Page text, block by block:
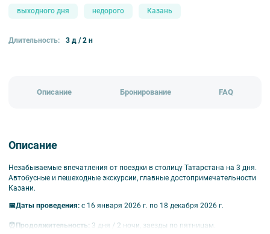
выходного дня недорого Казань
Длительность: 3 д / 2 н
Описание Бронирование FAQ
Описание
Незабываемые впечатления от поездки в столицу Татарстана на 3 дня.
Автобусные и пешеходные экскурсии, главные достопримечательности
Казани.
📅Даты проведения: с 16 января 2026 г. по 18 декабря 2026 г.
⏰ Продолжительность: 3 дня / 2 ночи, заезды по пятницам.